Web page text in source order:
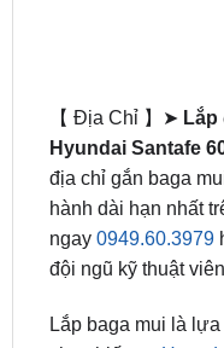
【 Địa Chỉ 】➤Lắp
Hyundai Santafe
địa chỉ gắn baga
ngay0949.60.3979